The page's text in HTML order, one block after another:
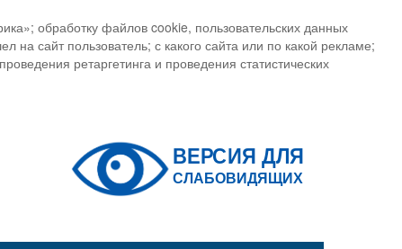
обработку файлов cookie, пользовательских данных
на сайт пользователь; с какого сайта или по какой рекламе;
ретаргетинга и проведения статистических